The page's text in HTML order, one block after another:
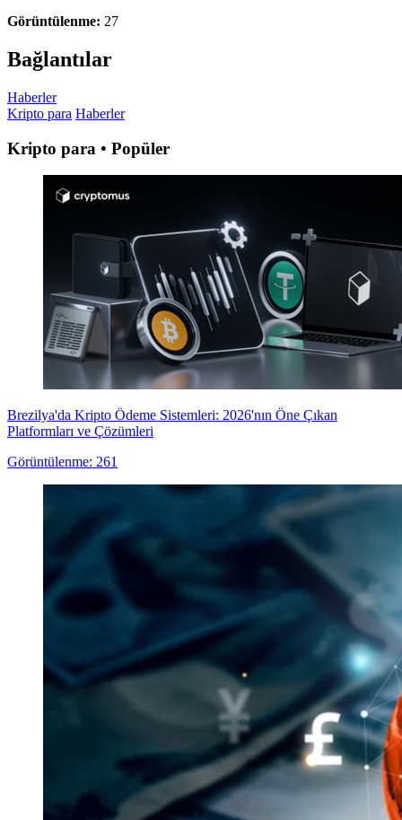
Görüntülenme: 27
Bağlantılar
Haberler
Kripto para Haberler
Kripto para • Popüler
Brezilya'da Kripto Ödeme Sistemleri: 2026'nın Öne Çıkan
Platformları ve Çözümleri
Görüntülenme: 261